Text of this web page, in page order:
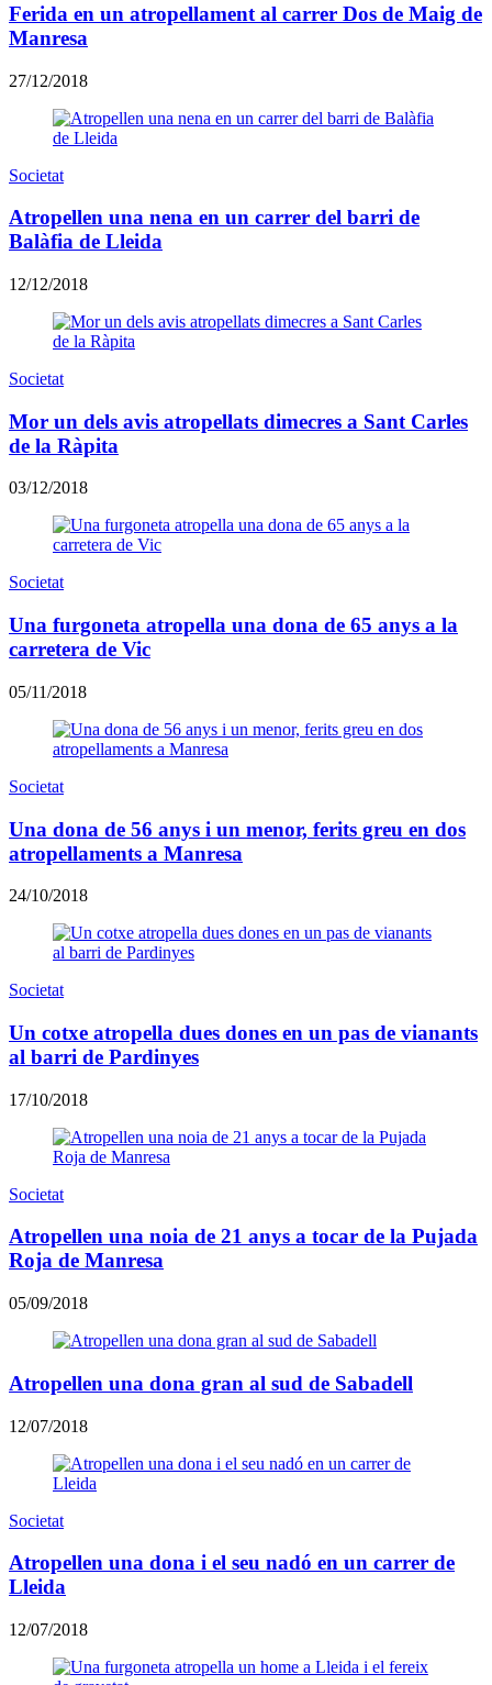
Ferida en un atropellament al carrer Dos de Maig de
Manresa
27/12/2018
Societat
Atropellen una nena en un carrer del barri de
Balàfia de Lleida
12/12/2018
Societat
Mor un dels avis atropellats dimecres a Sant Carles
de la Ràpita
03/12/2018
Societat
Una furgoneta atropella una dona de 65 anys a la
carretera de Vic
05/11/2018
Societat
Una dona de 56 anys i un menor, ferits greu en dos
atropellaments a Manresa
24/10/2018
Societat
Un cotxe atropella dues dones en un pas de vianants
al barri de Pardinyes
17/10/2018
Societat
Atropellen una noia de 21 anys a tocar de la Pujada
Roja de Manresa
05/09/2018
Atropellen una dona gran al sud de Sabadell
12/07/2018
Societat
Atropellen una dona i el seu nadó en un carrer de
Lleida
12/07/2018